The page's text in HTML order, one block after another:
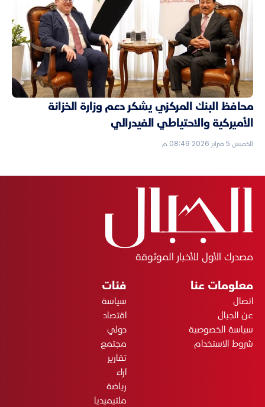
محافظ البنك المركزي يشكر دعم وزارة الخزانة
الأميركية والاحتياطي الفيدرالي
الخميس 5 فبراير 2026 08:49 م
مصدرك الأول للأخبار الموثوقة
معلومات عنا
اتصال
عن الجبال
سياسة الخصوصية
شروط الاستخدام
فئات
سياسة
اقتصاد
دولي
مجتمع
تقارير
آراء
رياضة
ملتيميديا